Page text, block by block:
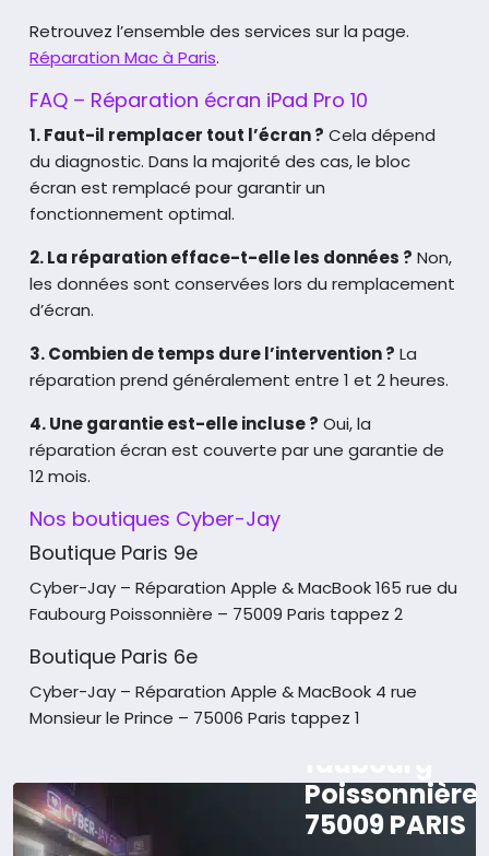
Retrouvez l’ensemble des services sur la page.
Réparation Mac à Paris.
FAQ – Réparation écran iPad Pro 10
1. Faut-il remplacer tout l’écran ? Cela dépend
du diagnostic. Dans la majorité des cas, le bloc
écran est remplacé pour garantir un
fonctionnement optimal.
2. La réparation efface-t-elle les données ? Non,
les données sont conservées lors du remplacement
d’écran.
3. Combien de temps dure l’intervention ? La
réparation prend généralement entre 1 et 2 heures.
4. Une garantie est-elle incluse ? Oui, la
réparation écran est couverte par une garantie de
12 mois.
Nos boutiques Cyber-Jay
Boutique Paris 9e
Cyber-Jay – Réparation Apple & MacBook165 rue du
Faubourg Poissonnière – 75009 Paris tappez 2
Boutique Paris 6e
Cyber-Jay – Réparation Apple & MacBook 4 rue
Monsieur le Prince – 75006 Paris tappez 1165 rue du
Poissonnière
75009 PARIS